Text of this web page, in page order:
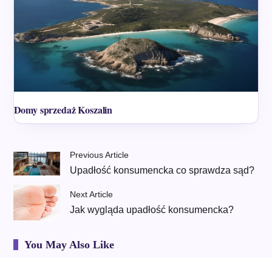
Domy sprzedaż Koszalin
Previous Article
Upadłość konsumencka co sprawdza sąd?
Next Article
Jak wygląda upadłość konsumencka?
You May Also Like